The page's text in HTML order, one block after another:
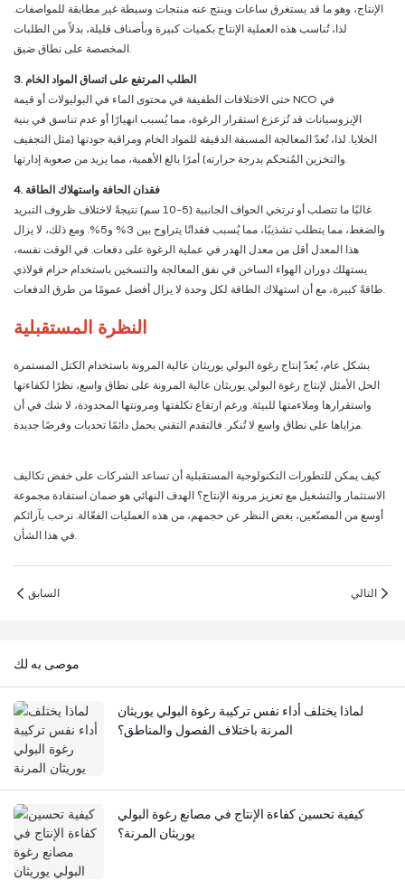
الإنتاج، وهو ما قد يستغرق ساعات وينتج عنه منتجات وسيطة غير مطابقة للمواصفات.
لذا، تُناسب هذه العملية الإنتاج بكميات كبيرة وبأصناف قليلة، بدلاً من الطلبات
المخصصة على نطاق ضيق.
3. الطلب المرتفع على اتساق المواد الخام
حتى الاختلافات الطفيفة في محتوى الماء في البوليولات أو قيمة NCO في
الإيزوسيانات قد تُزعزع استقرار الرغوة، مما يُسبب انهيارًا أو عدم تناسق في بنية
الخلايا. لذا، تُعدّ المعالجة المسبقة الدقيقة للمواد الخام ومراقبة جودتها (مثل التجفيف
والتخزين المُتحكم بدرجة حرارته) أمرًا بالغ الأهمية، مما يزيد من صعوبة إدارتها.
4. فقدان الحافة واستهلاك الطاقة
غالبًا ما تتصلب أو ترتخي الحواف الجانبية (5-10 سم) نتيجةً لاختلاف ظروف التبريد
والضغط، مما يتطلب تشذيبًا، مما يُسبب فقدانًا يتراوح بين 3% و5%. ومع ذلك، لا يزال
هذا المعدل أقل من معدل الهدر في عملية الرغوة على دفعات. في الوقت نفسه،
يستهلك دوران الهواء الساخن في نفق المعالجة والتسخين باستخدام حزام فولاذي
طاقةً كبيرة، مع أن استهلاك الطاقة لكل وحدة لا يزال أفضل عمومًا من طرق الدفعات.
النظرة المستقبلية
بشكل عام، يُعدّ إنتاج رغوة البولي يوريثان عالية المرونة باستخدام الكتل المستمرة
الحل الأمثل لإنتاج رغوة البولي يوريثان عالية المرونة على نطاق واسع، نظرًا لكفاءتها
واستقرارها وملاءمتها للبيئة. ورغم ارتفاع تكلفتها ومرونتها المحدودة، لا شك في أن
مزاياها على نطاق واسع لا تُنكر. فالتقدم التقني يحمل دائمًا تحديات وفرصًا جديدة.
كيف يمكن للتطورات التكنولوجية المستقبلية أن تساعد الشركات على خفض تكاليف
الاستثمار والتشغيل مع تعزيز مرونة الإنتاج؟ الهدف النهائي هو ضمان استفادة مجموعة
أوسع من المصنّعين، بغض النظر عن حجمهم، من هذه العمليات الفعّالة. نرحب بآرائكم
في هذا الشأن.
السابق التالي
موصى به لك
لماذا يختلف أداء نفس تركيبة رغوة البولي يوريثان
المرنة باختلاف الفصول والمناطق؟
كيفية تحسين كفاءة الإنتاج في مصانع رغوة البولي
يوريثان المرنة؟